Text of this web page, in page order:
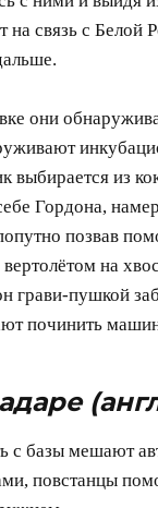
на связь с Белой
они
выбирается из
Гордона,
позвав
на
грави-пушкой
починить
с базы мешают
повстанцы